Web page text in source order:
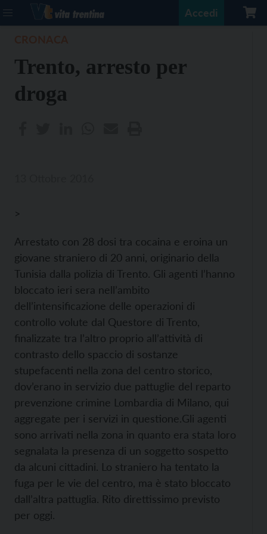
Accedi
Trento, arresto per
droga
>
Arrestato con 28 dosi tra cocaina e eroina un
giovane straniero di 20 anni, originario della
Tunisia dalla polizia di Trento. Gli agenti l’hanno
bloccato ieri sera nell’ambito
dell’intensificazione delle operazioni di
controllo volute dal Questore di Trento,
finalizzate tra l’altro proprio all’attività di
contrasto dello spaccio di sostanze
stupefacenti nella zona del centro storico,
dov’erano in servizio due pattuglie del reparto
prevenzione crimine Lombardia di Milano, qui
aggregate per i servizi in questione.Gli agenti
sono arrivati nella zona in quanto era stata loro
segnalata la presenza di un soggetto sospetto
da alcuni cittadini. Lo straniero ha tentato la
fuga per le vie del centro, ma è stato bloccato
dall’altra pattuglia. Rito direttissimo previsto
per oggi.